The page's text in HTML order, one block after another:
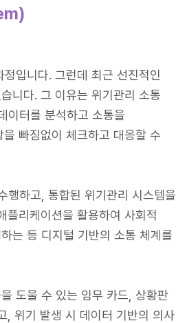
입니다. 그런데 최근 선진적인
니다. 그 이유는 위기관리 소통
터를 분석하고 소통을
빠짐없이 체크하고 대응할 수
행하고, 통합된 위기관리 시스템을
플리케이션을 활용하여 사회적
는 등 디지털 기반의 소통 체계를
도울 수 있는 임무 카드, 상황판
, 위기 발생 시 데이터 기반의 의사